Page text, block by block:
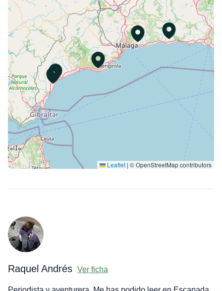
Leaflet | © OpenStreetMap contributors
Raquel Andrés Ver ficha